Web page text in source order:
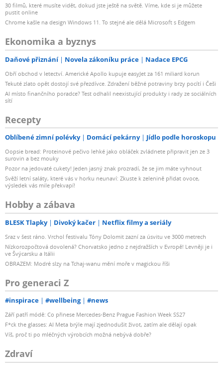
30 filmů, které musíte vidět, dokud jste ještě na světě. Víme, kde si je můžete
pustit online
Chrome kašle na design Windows 11. To stejné ale dělá Microsoft s Edgem
Ekonomika a byznys
Daňové přiznání Novela zákoníku práce Nadace EPCG
Obří obchod v letectví. Americké Apollo kupuje easyJet za 161 miliard korun
Tekuté zlato opět dostojí své přezdívce. Zdražení běžné potraviny brzy pocítí i Češi
AI místo finančního poradce? Test odhalil neexistující produkty i rady ze sociálních
sítí
Recepty
Oblíbené zimní polévky Domácí pekárny Jídlo podle horoskopu
Oopsie bread: Proteinové pečivo lehké jako obláček zvládnete připravit jen ze 3
surovin a bez mouky
Pozor na jedovaté cukety! Jeden jasný znak prozradí, že se jim máte vyhnout
Svěží letní saláty, které vás v horku neunaví: Zkuste k zelenině přidat ovoce,
výsledek vás mile překvapí!
Hobby a zábava
BLESK Tlapky Divoký kačer Netflix filmy a seriály
Sraz v šest ráno. Vrchol festivalu Tóny Dolomit zazní za úsvitu ve 3000 metrech
Nízkorozpočtová dovolená? Chorvatsko jedno z nejdražších v Evropě! Levněji je i
ve Švýcarsku a Itálii
OBRAZEM: Modré slzy na Tchaj-wanu mění moře v magickou říši
Pro generaci Z
#inspirace #wellbeing #news
Září patří módě: Co přinese Mercedes-Benz Prague Fashion Week SS27
F*ck the glasses: AI Meta brýle mají zjednodušit život, zatím ale dělají opak
Víš, proč ti po mléčných výrobcích možná nebývá dobře?
Zdraví